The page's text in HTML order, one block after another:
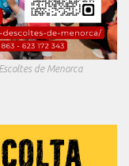
de Menorca